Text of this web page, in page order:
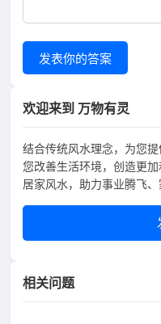
发表你的答案
欢迎来到 万物有灵
结合传统风水理念，为您
您改善生活环境，创造更
居家风水，助力事业腾飞
相关问题